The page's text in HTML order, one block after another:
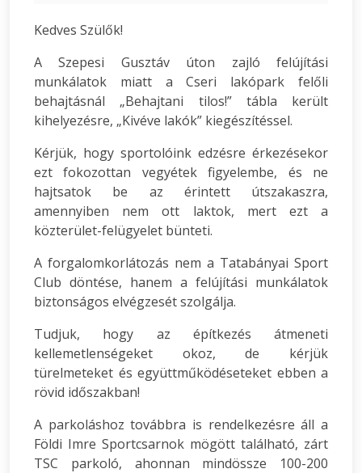
Kedves Szülők!
A Szepesi Gusztáv úton zajló felújítási
munkálatok miatt a Cseri lakópark felőli
behajtásnál „Behajtani tilos!” tábla került
kihelyezésre, „Kivéve lakók” kiegészítéssel.
Kérjük, hogy sportolóink edzésre érkezésekor
ezt fokozottan vegyétek figyelembe, és ne
hajtsatok be az érintett útszakaszra,
amennyiben nem ott laktok, mert ezt a
közterület-felügyelet bünteti.
A forgalomkorlátozás nem a Tatabányai Sport
Club döntése, hanem a felújítási munkálatok
biztonságos elvégzesét szolgálja.
Tudjuk, hogy az építkezés átmeneti
kellemetlenségeket okoz, de kérjük
türelmeteket és együttműködéseteket ebben a
rövid időszakban!
A parkoláshoz továbbra is rendelkezésre áll a
Földi Imre Sportcsarnok mögött található, zárt
TSC parkoló, ahonnan mindössze 100-200